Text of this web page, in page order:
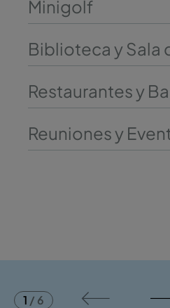
Minigolf
Biblioteca y Sala
Restaurantes y
Reuniones y
1 / 6